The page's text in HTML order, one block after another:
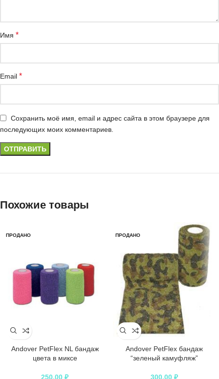
Имя *
Email *
Сохранить моё имя, email и адрес сайта в этом браузере для
последующих моих комментариев.
Похожие товары
ПРОДАНО
Andover PetFlex NL бандаж
цвета в миксе
250,00 ₽
ПРОДАНО
Andover PetFlex бандаж
“зеленый камуфляж”
300,00 ₽